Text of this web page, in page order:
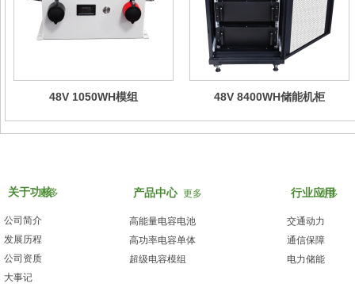
48V 1050WH模组 48V 8400WH储能机柜
关于功核
更多
公司简介
发展历程
公司资质
大事记
产品中心 更多
高能量电容电池
高功率电容单体
超级电容模组
行业应用
更多
交通动力
通信保障
电力储能